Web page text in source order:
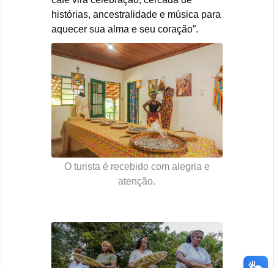
histórias, ancestralidade e música para
aquecer sua alma e seu coração”.
O turista é recebido com alegria e
atenção.